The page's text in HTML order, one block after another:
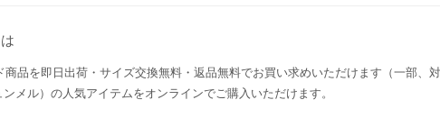
品を即日出荷・サイズ交換無料・返品無料でお買い求めいただけます（一部、
メル）の人気アイテムをオンラインでご購入いただけます。